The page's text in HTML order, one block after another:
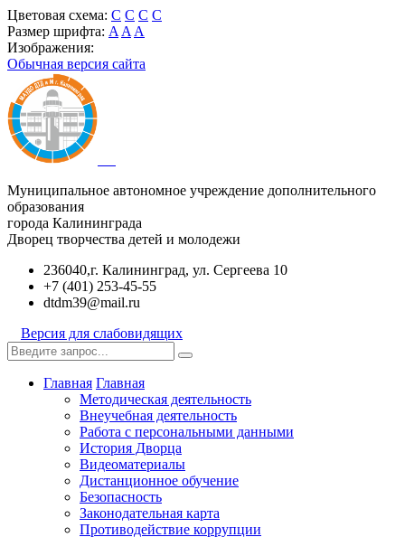
Цветовая схема: C C C C
Размер шрифта: A A A
Изображения:
Обычная версия сайта
Муниципальное автономное учреждение дополнительного
образования
города Калининграда
Дворец творчества детей и молодежи
236040,г. Калининград, ул. Сергеева 10
+7 (401) 253-45-55
dtdm39@mail.ru
Версия для слабовидящих
Главная Главная
Методическая деятельность
Внеучебная деятельность
Работа с персональными данными
История Дворца
Видеоматериалы
Дистанционное обучение
Безопасность
Законодательная карта
Противодействие коррупции